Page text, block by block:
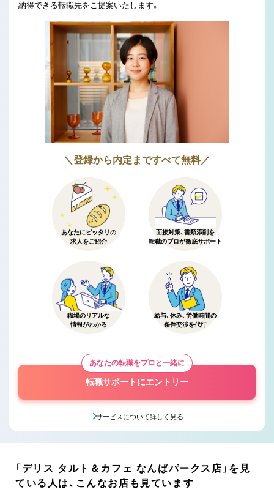
納得できる転職先をご提案いたします。
＼登録から内定まですべて無料／
あなたにピッタリの
求人をご紹介
面接対策、書類添削を
転職のプロが徹底サポート
職場のリアルな
情報がわかる
給与、休み、労働時間の
条件交渉を代行
あなたの転職をプロと一緒に
転職サポートにエントリー
サービスについて詳しく見る
「デリス タルト＆カフェ なんばパークス店」を見
ている人は、こんなお店も見ています